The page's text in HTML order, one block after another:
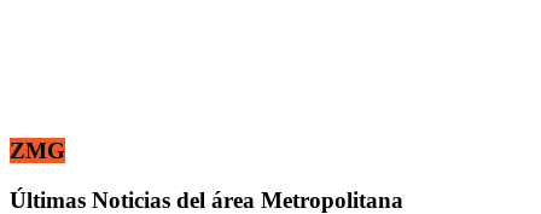
ZMG
Últimas Noticias del área Metropolitana